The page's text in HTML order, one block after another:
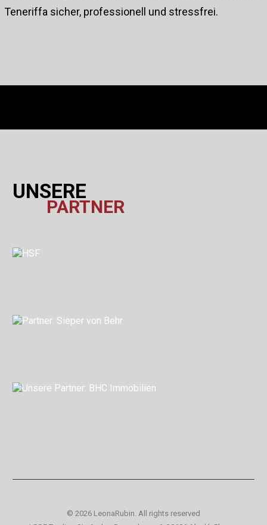
Teneriffa sicher, professionell und stressfrei.
UNSERE
PARTNER
© 2026 LeonaRubin. All rights reserved